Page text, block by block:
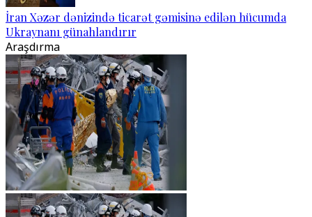
İran Xəzər dənizində ticarət gəmisinə edilən hücumda
Ukraynanı günahlandırır
Araşdırma